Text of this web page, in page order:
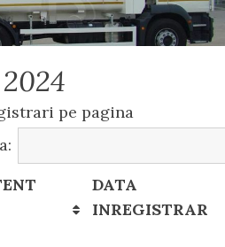
pe pagina
DATA
INREGISTRARII